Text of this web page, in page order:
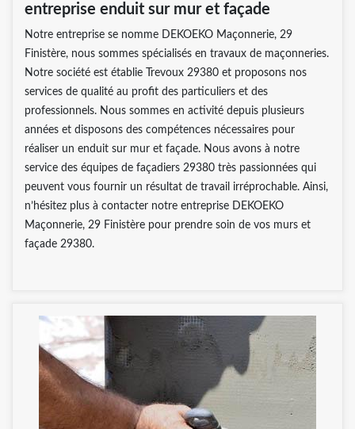
entreprise enduit sur mur et façade
Notre entreprise se nomme DEKOEKO Maçonnerie, 29
Finistère, nous sommes spécialisés en travaux de maçonneries.
Notre société est établie Trevoux 29380 et proposons nos
services de qualité au profit des particuliers et des
professionnels. Nous sommes en activité depuis plusieurs
années et disposons des compétences nécessaires pour
réaliser un enduit sur mur et façade. Nous avons à notre
service des équipes de façadiers 29380 très passionnées qui
peuvent vous fournir un résultat de travail irréprochable. Ainsi,
n’hésitez plus à contacter notre entreprise DEKOEKO
Maçonnerie, 29 Finistère pour prendre soin de vos murs et
façade 29380.